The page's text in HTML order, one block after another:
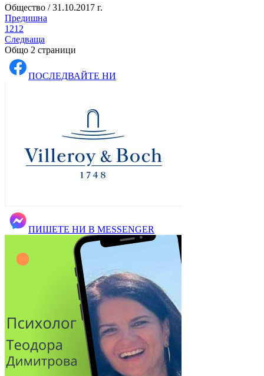
Общество / 31.10.2017 г.
Предишна
1 21 2
Следваща
Общо 2 страници
ПОСЛЕДВАЙТЕ НИ
ПИШЕТЕ НИ В MESSENGER